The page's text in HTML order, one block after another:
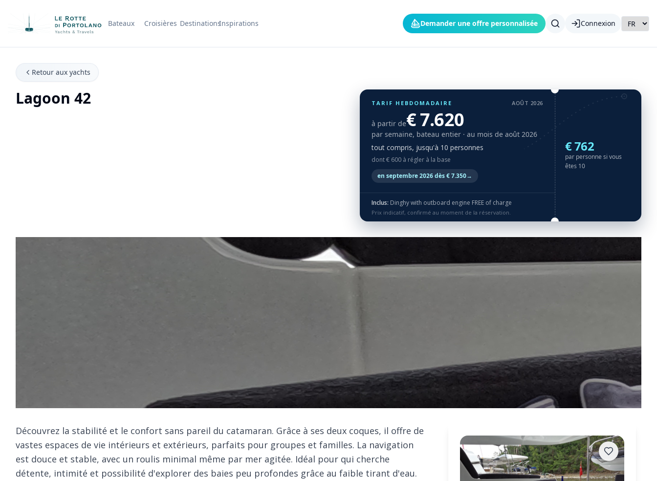
Nom de l'entreprise Bateaux Croisières DestinationsInspirations Demander une offre personnalisée Connexion
Retour aux yachts
Lagoon 42 TARIF HEBDOMADAIRE AOÛT 2026
à partir de€ 7.620
par semaine, bateau entier · au mois de août 2026
tout compris, jusqu'à 10 personnes
dont € 600 à régler à la base
en septembre 2026 dès € 7.350→
Inclus: Dinghy with outboard engine FREE of charge
Prix indicatif, confirmé au moment de la réservation.
€ 762
par personne si vous
êtes 10
Découvrez la stabilité et le confort sans pareil du catamaran. Grâce à ses deux coques, il offre de
vastes espaces de vie intérieurs et extérieurs, parfaits pour groupes et familles. La navigation
est douce et stable, avec un roulis minimal même par mer agitée. Idéal pour qui cherche
détente, intimité et possibilité d'explorer des baies peu profondes grâce au faible tirant d'eau.